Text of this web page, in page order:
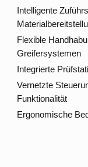
Intelligente
Flexible
Greifersystemen
Integrierte
Vernetzte
Funktionalität
Ergonomische